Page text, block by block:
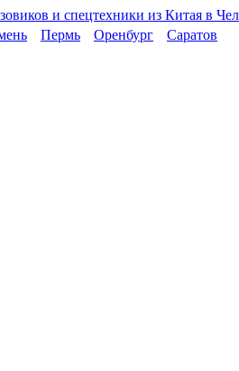
Пермь Оренбург Саратов